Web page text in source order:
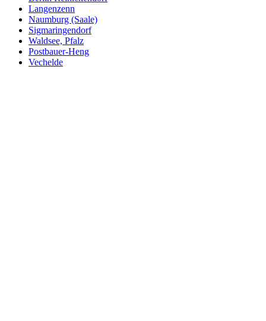
Langenzenn
Naumburg (Saale)
Sigmaringendorf
Waldsee, Pfalz
Postbauer-Heng
Vechelde